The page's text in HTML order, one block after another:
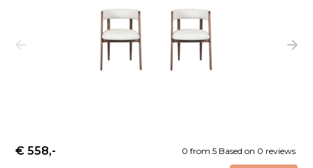
0 from 5 Based on 0 reviews
€ 558,-